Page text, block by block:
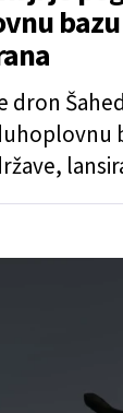
dron